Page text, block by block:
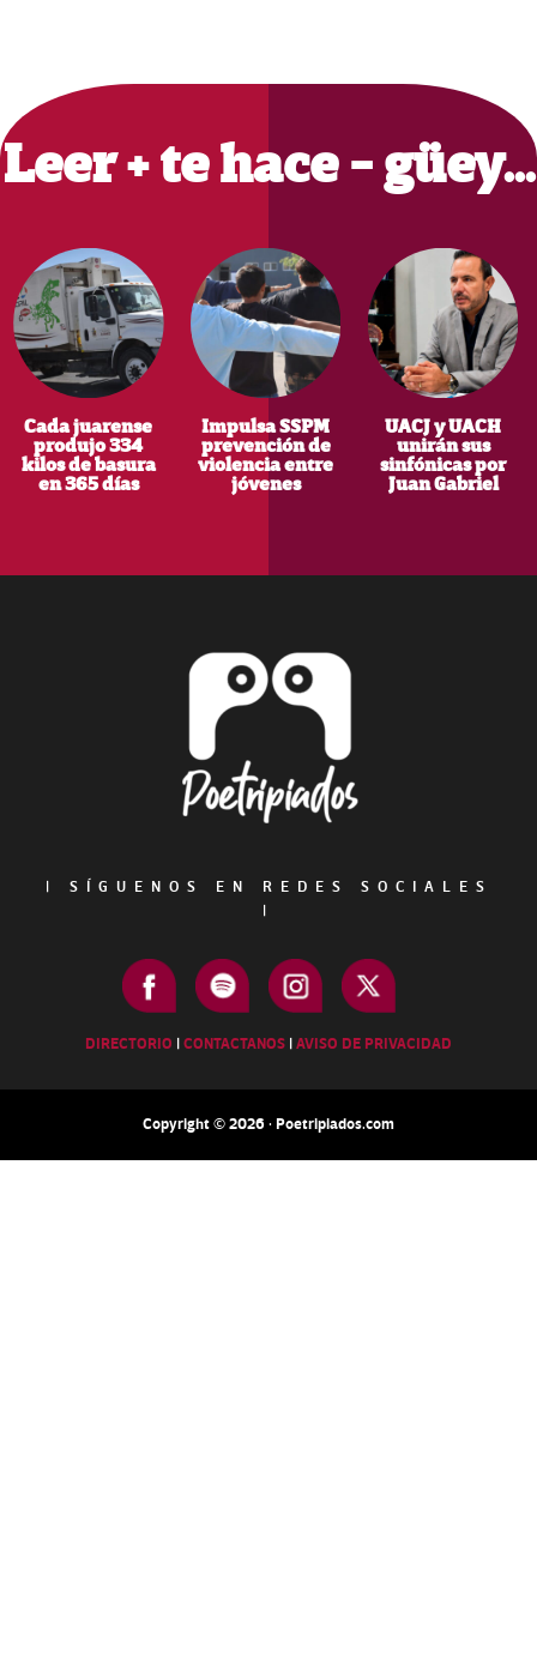
Primary
Sidebar
Leer + te hace - güey…
Cada juarense
produjo 334
kilos de basura
en 365 días
Impulsa SSPM
prevención de
violencia entre
jóvenes
UACJ y UACH
unirán sus
sinfónicas por
Juan Gabriel
|
SÍGUENOS EN REDES SOCIALES
|
DIRECTORIO |CONTACTANOS |AVISO DE PRIVACIDAD
Copyright © 2026 · Poetripiados.com